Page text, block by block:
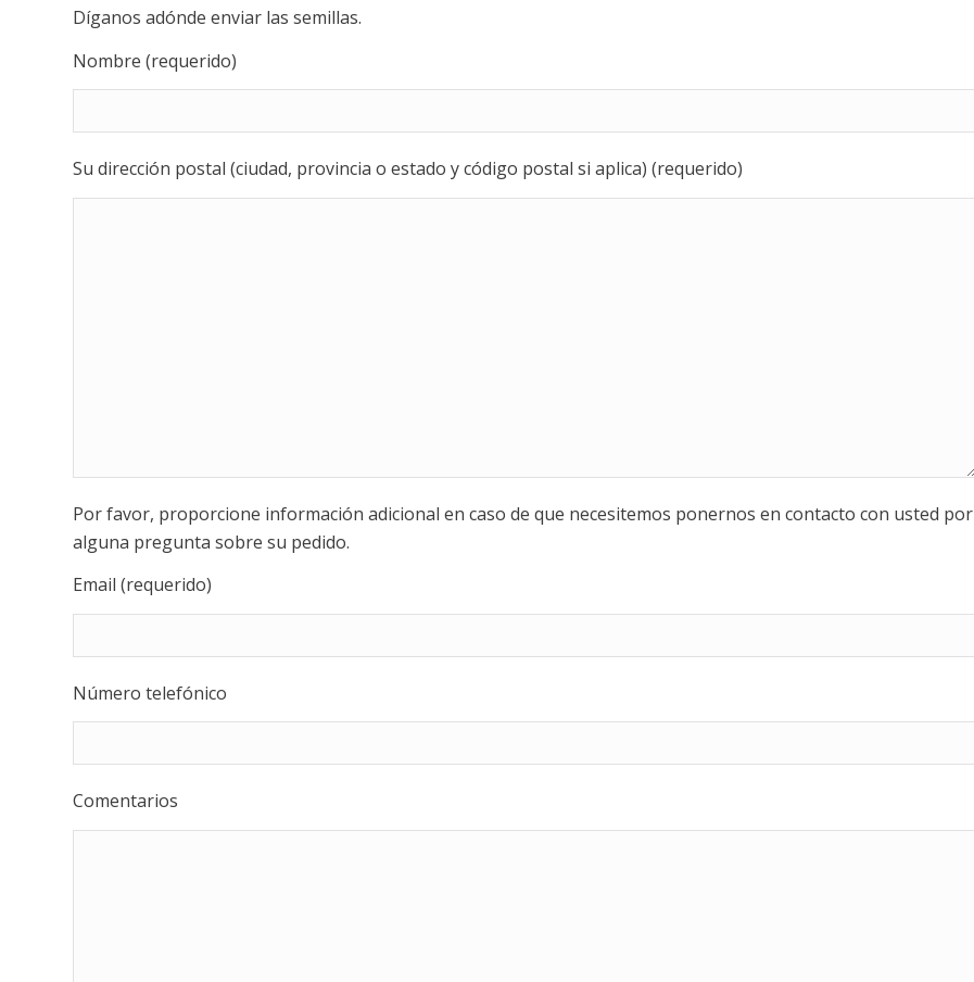
Díganos adónde enviar las semillas.
Nombre (requerido)
Su dirección postal (ciudad, provincia o estado y código postal si aplica) (requerido)
Por favor, proporcione información adicional en caso de que necesitemos ponernos en contacto con usted por
alguna pregunta sobre su pedido.
Email (requerido)
Número telefónico
Comentarios